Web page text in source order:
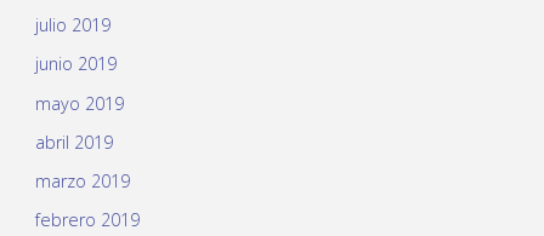
julio 2019
junio 2019
mayo 2019
abril 2019
marzo 2019
febrero 2019